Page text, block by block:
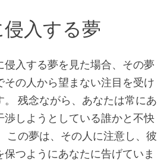
入する夢
侵入する夢を見た場合、その夢
その人から望まない注目を受け
。 残念ながら、あなたは常にあ
渉しようとしている誰かと不快
この夢は、その人に注意し、彼
保つようにあなたに告げていま